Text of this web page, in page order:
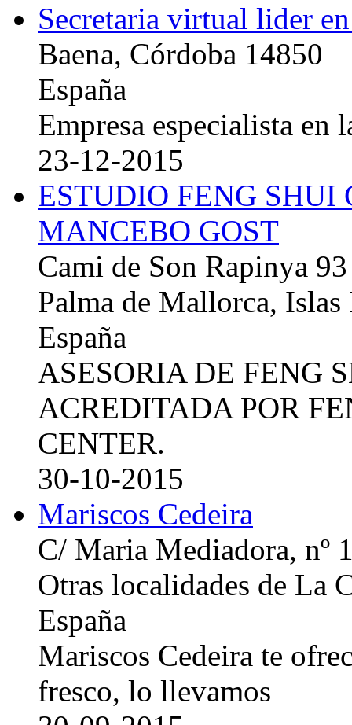
Secretaria virtual lider
Baena, Córdoba 14850
España
Empresa especialista en
23-12-2015
ESTUDIO FENG
MANCEBO GOST
Cami de Son Rapinya 93
Palma de Mallorca, Islas
España
ASESORIA DE FENG
ACREDITADA POR
CENTER.
30-10-2015
Mariscos Cedeira
C/ Maria Mediadora, nº
Otras localidades de La
España
Mariscos Cedeira te
fresco, lo llevamos